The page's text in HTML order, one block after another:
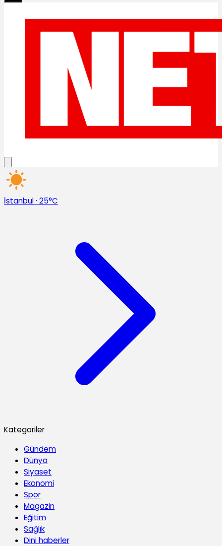
İstanbul· 25°C
Kategoriler
Gündem
Dünya
Siyaset
Ekonomi
Spor
Magazin
Eğitim
Sağlık
Dini haberler